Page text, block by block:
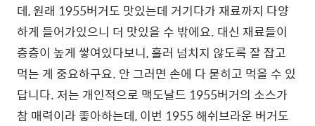
데, 원래 1955버거도 맛있는데 거기다가 재료까지 다양
하게 들어가있으니 더 맛있을 수 밖에요. 대신 재료들이
층층이 높게 쌓여있다보니, 흘러 넘치지 않도록 잘 잡고
먹는 게 중요하구요. 안 그러면 손에 다 묻히고 먹을 수 있
답니다. 저는 개인적으로 맥도날드 1955버거의 소스가
참 매력이라 좋아하는데, 이번 1955 해쉬브라운 버거도